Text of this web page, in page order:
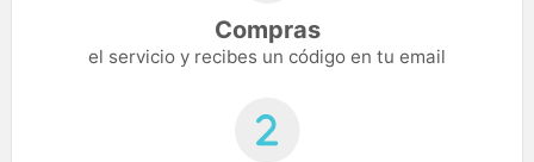
Compras
el servicio y recibes un código en tu email